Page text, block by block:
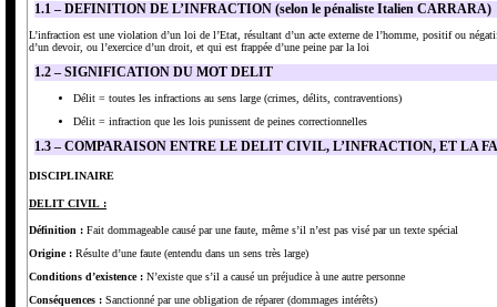
1.1 – DEFINITION DE L’INFRACTION (selon le pénaliste Italien CARRARA)
L’infraction est une violation d’un loi de l’Etat, résultant d’un acte externe de l’homme, positif ou
d’un devoir, ou l’exercice d’un droit, et qui est frappée d’une peine par la loi
1.2 – SIGNIFICATION DU MOT DELIT
Délit = toutes les infractions au sens large (crimes, délits, contraventions)
Délit = infraction que les lois punissent de peines correctionnelles
1.3 – COMPARAISON ENTRE LE DELIT CIVIL, L’INFRACTION, ET LA
DISCIPLINAIRE
DELIT CIVIL :
Définition : Fait dommageable causé par une faute, même s’il n’est pas visé par un texte spécial
Origine : Résulte d’une faute (entendu dans un sens très large)
Conditions d’existence : N’existe que s’il a causé un préjudice à une autre personne
Conséquences : Sanctionné par une obligation de réparer (dommages intérêts)